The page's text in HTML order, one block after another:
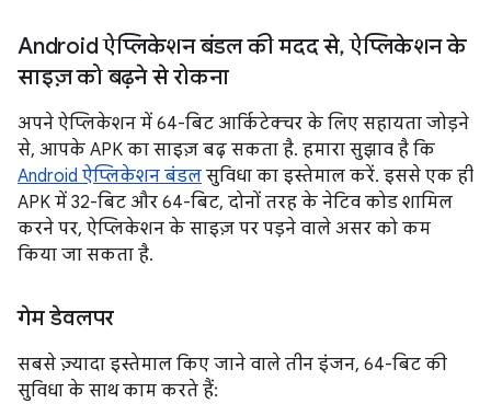
Android ऐप्लिकेशन बंडल की मदद से,ऐप्लिकेशन के
साइज़ को बढ़ने से रोकना
अपने ऐप्लिकेशन में 64-बिट आर्किटेक्चर के लिए सहायता जोड़ने
से, आपके APK का साइज़ बढ़ सकता है. हमारा सुझाव है कि
Android ऐप्लिकेशन बंडल सुविधा का इस्तेमाल करें. इससे एक ही
APK में 32-बिट और 64-बिट, दोनों तरह के नेटिव कोड शामिल
करने पर, ऐप्लिकेशन के साइज़ पर पड़ने वाले असर को कम
किया जा सकता है.
गेम डेवलपर
सबसे ज़्यादा इस्तेमाल किए जाने वाले तीन इंजन, 64-बिट की
सुविधा के साथ काम करते हैं: